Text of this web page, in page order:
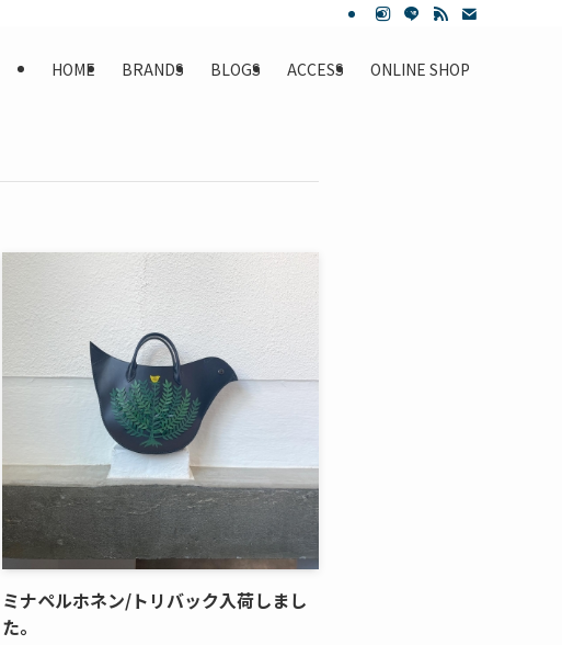
HOME BRANDS BLOGS ACCESS ONLINE SHOP
ミナペルホネン/トリバック入荷しまし
た。